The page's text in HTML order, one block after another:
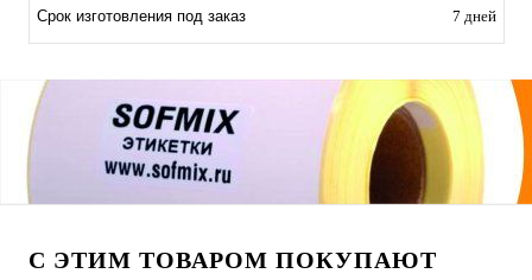
Срок изготовления под заказ 7 дней
С ЭТИМ ТОВАРОМ ПОКУПАЮТ